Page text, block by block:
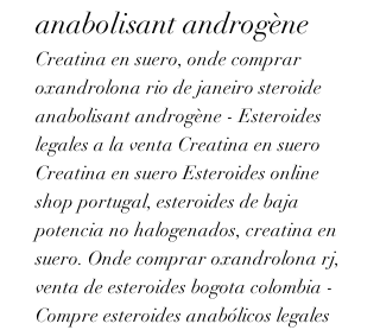
anabolisant androgène
Creatina en suero, onde comprar
oxandrolona rio de janeiro steroide
anabolisant androgène - Esteroides
legales a la venta Creatina en suero
Creatina en suero Esteroides online
shop portugal, esteroides de baja
potencia no halogenados, creatina en
suero. Onde comprar oxandrolona rj,
venta de esteroides bogota colombia -
Compre esteroides anabólicos legales